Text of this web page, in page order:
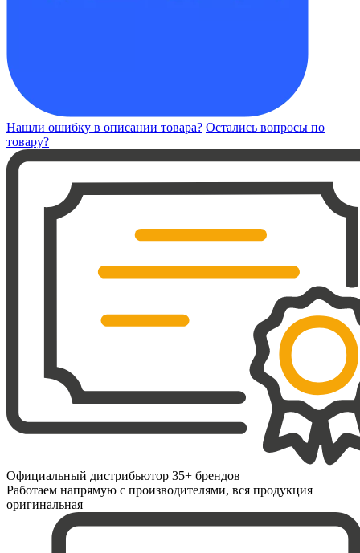
Нашли ошибку в описании товара? Остались вопросы по
товару?
Официальный дистрибьютор 35+ брендов
Работаем напрямую с производителями, вся продукция
оригинальная